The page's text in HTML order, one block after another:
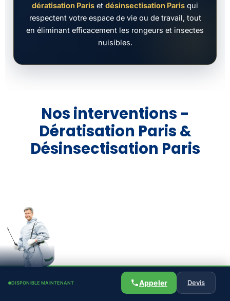
dératisation Paris et désinsectisation Paris qui
respectent votre espace de vie ou de travail, tout
en éliminant efficacement les rongeurs et insectes
nuisibles.
Nos interventions -
Dératisation Paris &
Désinsectisation Paris
DISPONIBLE MAINTENANT Appeler Devis